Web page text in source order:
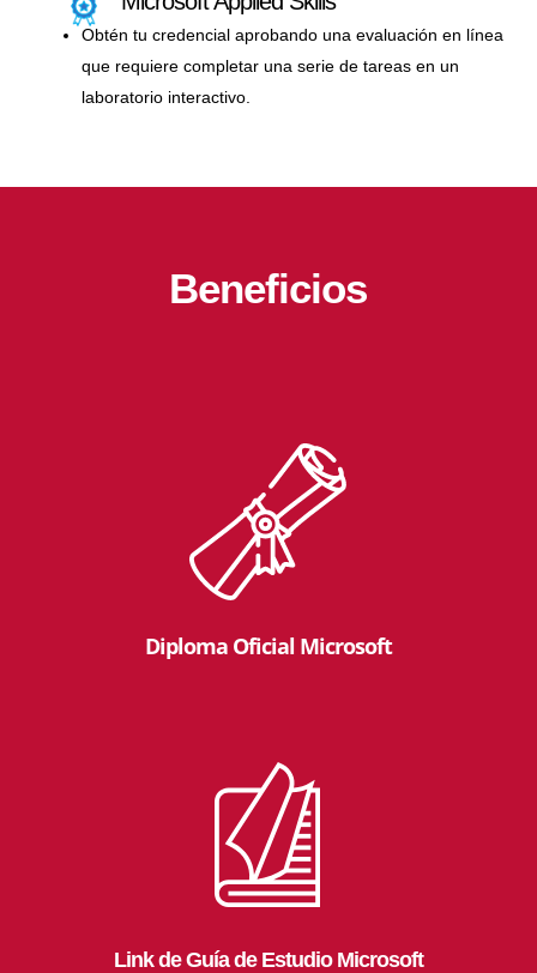
Obtén tu credencial aprobando una evaluación en línea
que requiere completar una serie de tareas en un
laboratorio interactivo.
Beneficios
Diploma Oficial Microsoft
Link de Guía de Estudio Microsoft